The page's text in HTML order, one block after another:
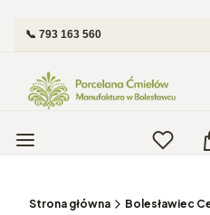
📞 793 163 560
Menu
Strona główna Bolesławiec